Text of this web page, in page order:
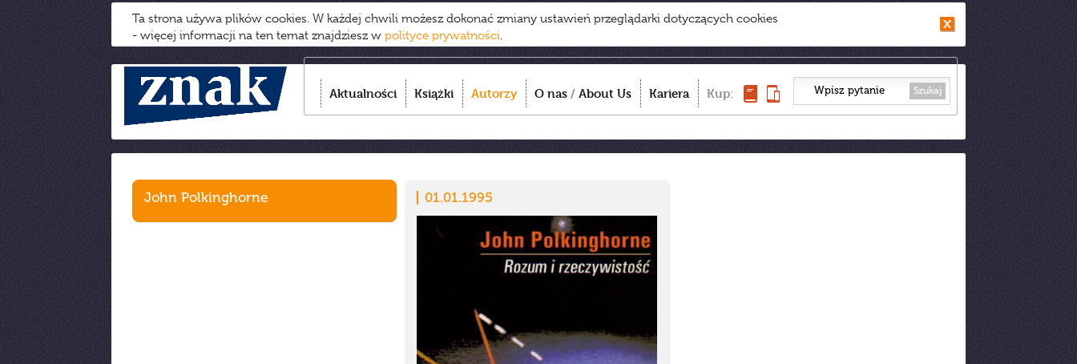
Ta strona używa plików cookies. W każdej chwili możesz dokonać zmiany ustawień przeglądarki dotyczących cookies
- więcej informacji na ten temat znajdziesz w polityce prywatności.
Aktualności Książki Autorzy O nas / About Us Kariera Kup: Szukaj
John Polkinghorne 01.01.1995